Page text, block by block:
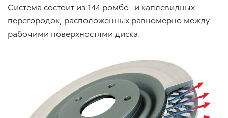
Система состоит из 144 ромбо- и каплевидных
перегородок, расположенных равномерно между
рабочими поверхностями диска.